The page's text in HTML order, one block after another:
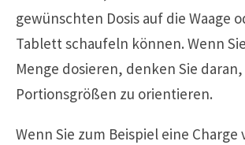
gewünschten Dosis auf die Waage
Tablett schaufeln können. Wenn
Menge dosieren, denken Sie
Portionsgrößen zu orientieren.
Wenn Sie zum Beispiel eine Charge